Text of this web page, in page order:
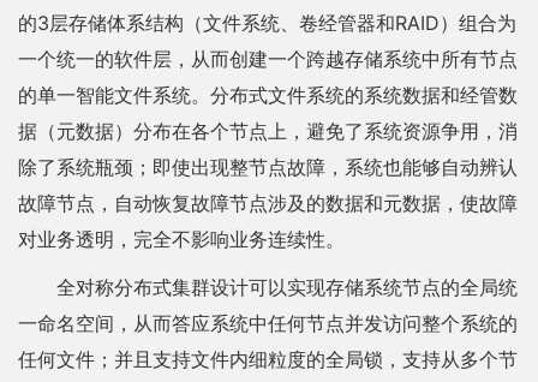
的3层存储体系结构（文件系统、卷经管器和RAID）组合为
一个统一的软件层，从而创建一个跨越存储系统中所有节点
的单一智能文件系统。分布式文件系统的系统数据和经管数
据（元数据）分布在各个节点上，避免了系统资源争用，消
除了系统瓶颈；即使出现整节点故障，系统也能够自动辨认
故障节点，自动恢复故障节点涉及的数据和元数据，使故障
对业务透明，完全不影响业务连续性。
全对称分布式集群设计可以实现存储系统节点的全局统
一命名空间，从而答应系统中任何节点并发访问整个系统的
任何文件；并且支持文件内细粒度的全局锁，支持从多个节